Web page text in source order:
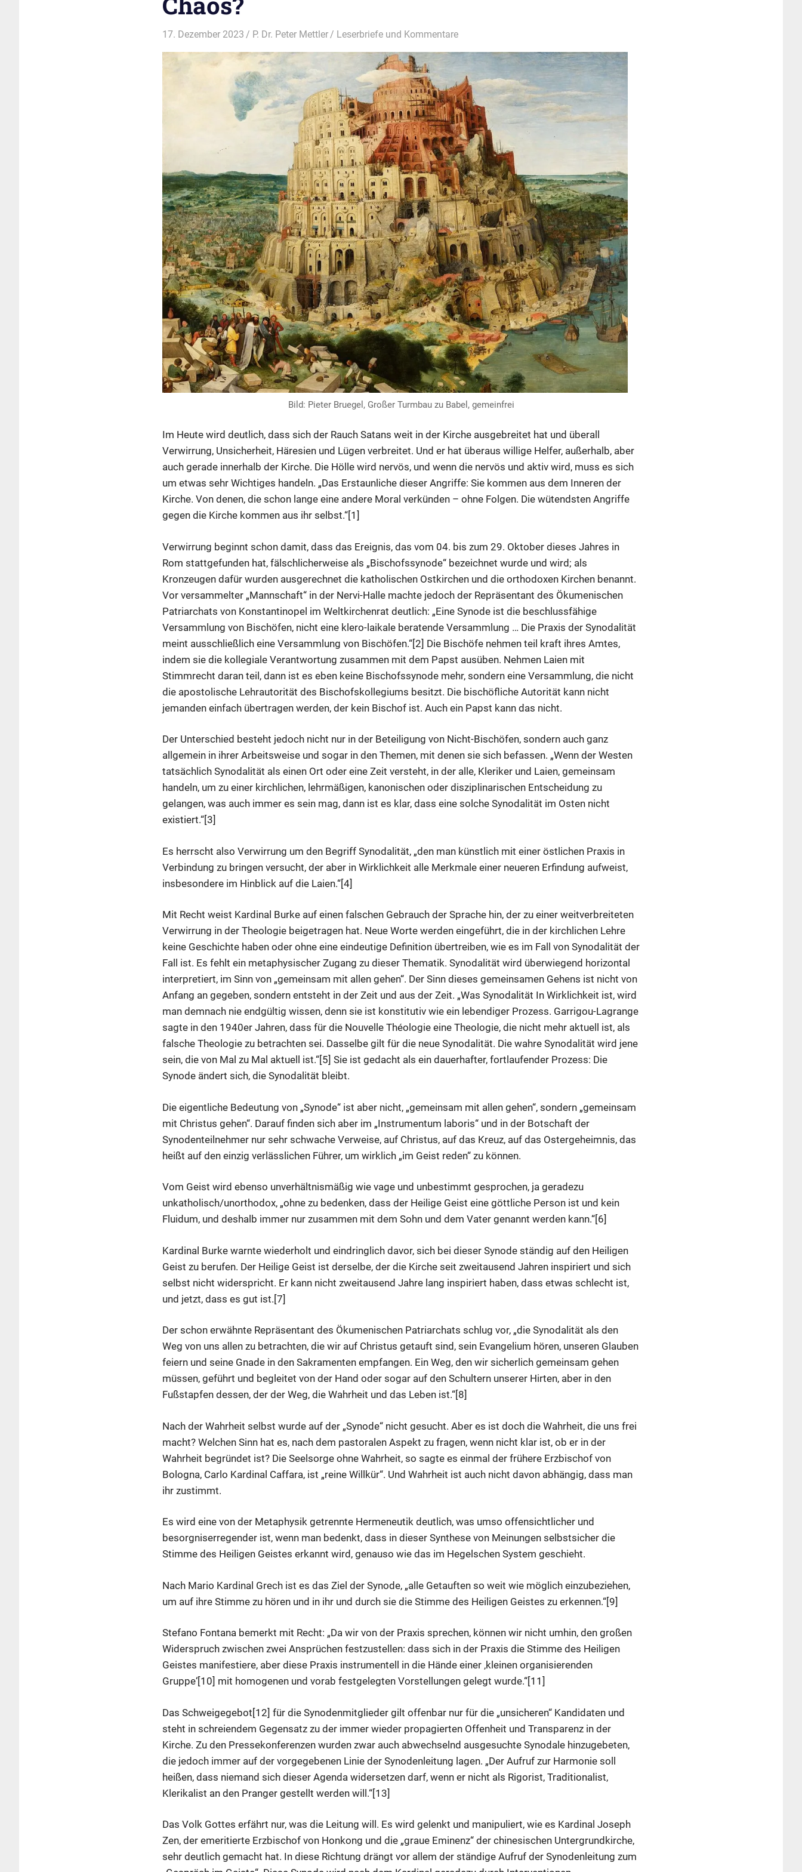
17. Dezember 2023 P. Dr. Peter Mettler Leserbriefe und Kommentare
Bild: Pieter Bruegel, Großer Turmbau zu Babel, gemeinfrei
Im Heute wird deutlich, dass sich der Rauch Satans weit in der Kirche ausgebreitet hat und überall
Verwirrung, Unsicherheit, Häresien und Lügen verbreitet. Und er hat überaus willige Helfer, außerhalb, aber
auch gerade innerhalb der Kirche. Die Hölle wird nervös, und wenn die nervös und aktiv wird, muss es sich
um etwas sehr Wichtiges handeln. „Das Erstaunliche dieser Angriffe: Sie kommen aus dem Inneren der
Kirche. Von denen, die schon lange eine andere Moral verkünden – ohne Folgen. Die wütendsten Angriffe
gegen die Kirche kommen aus ihr selbst.“[1]
Verwirrung beginnt schon damit, dass das Ereignis, das vom 04. bis zum 29. Oktober dieses Jahres in
Rom stattgefunden hat, fälschlicherweise als „Bischofssynode“ bezeichnet wurde und wird; als
Kronzeugen dafür wurden ausgerechnet die katholischen Ostkirchen und die orthodoxen Kirchen benannt.
Vor versammelter „Mannschaft“ in der Nervi-Halle machte jedoch der Repräsentant des Ökumenischen
Patriarchats von Konstantinopel im Weltkirchenrat deutlich: „Eine Synode ist die beschlussfähige
Versammlung von Bischöfen, nicht eine klero-laikale beratende Versammlung … Die Praxis der Synodalität
meint ausschließlich eine Versammlung von Bischöfen.“[2] Die Bischöfe nehmen teil kraft ihres Amtes,
indem sie die kollegiale Verantwortung zusammen mit dem Papst ausüben. Nehmen Laien mit
Stimmrecht daran teil, dann ist es eben keine Bischofssynode mehr, sondern eine Versammlung, die nicht
die apostolische Lehrautorität des Bischofskollegiums besitzt. Die bischöfliche Autorität kann nicht
jemanden einfach übertragen werden, der kein Bischof ist. Auch ein Papst kann das nicht.
Der Unterschied besteht jedoch nicht nur in der Beteiligung von Nicht-Bischöfen, sondern auch ganz
allgemein in ihrer Arbeitsweise und sogar in den Themen, mit denen sie sich befassen. „Wenn der Westen
tatsächlich Synodalität als einen Ort oder eine Zeit versteht, in der alle, Kleriker und Laien, gemeinsam
handeln, um zu einer kirchlichen, lehrmäßigen, kanonischen oder disziplinarischen Entscheidung zu
gelangen, was auch immer es sein mag, dann ist es klar, dass eine solche Synodalität im Osten nicht
existiert.“[3]
Es herrscht also Verwirrung um den Begriff Synodalität, „den man künstlich mit einer östlichen Praxis in
Verbindung zu bringen versucht, der aber in Wirklichkeit alle Merkmale einer neueren Erfindung aufweist,
insbesondere im Hinblick auf die Laien.“[4]
Mit Recht weist Kardinal Burke auf einen falschen Gebrauch der Sprache hin, der zu einer weitverbreiteten
Verwirrung in der Theologie beigetragen hat. Neue Worte werden eingeführt, die in der kirchlichen Lehre
keine Geschichte haben oder ohne eine eindeutige Definition übertreiben, wie es im Fall von Synodalität der
Fall ist. Es fehlt ein metaphysischer Zugang zu dieser Thematik. Synodalität wird überwiegend horizontal
interpretiert, im Sinn von „gemeinsam mit allen gehen“. Der Sinn dieses gemeinsamen Gehens ist nicht von
Anfang an gegeben, sondern entsteht in der Zeit und aus der Zeit. „Was Synodalität In Wirklichkeit ist, wird
man demnach nie endgültig wissen, denn sie ist konstitutiv wie ein lebendiger Prozess. Garrigou-Lagrange
sagte in den 1940er Jahren, dass für die Nouvelle Théologie eine Theologie, die nicht mehr aktuell ist, als
falsche Theologie zu betrachten sei. Dasselbe gilt für die neue Synodalität. Die wahre Synodalität wird jene
sein, die von Mal zu Mal aktuell ist.“[5] Sie ist gedacht als ein dauerhafter, fortlaufender Prozess: Die
Synode ändert sich, die Synodalität bleibt.
Die eigentliche Bedeutung von „Synode“ ist aber nicht, „gemeinsam mit allen gehen“, sondern „gemeinsam
mit Christus gehen“. Darauf finden sich aber im „Instrumentum laboris“ und in der Botschaft der
Synodenteilnehmer nur sehr schwache Verweise, auf Christus, auf das Kreuz, auf das Ostergeheimnis, das
heißt auf den einzig verlässlichen Führer, um wirklich „im Geist reden“ zu können.
Vom Geist wird ebenso unverhältnismäßig wie vage und unbestimmt gesprochen, ja geradezu
unkatholisch/unorthodox, „ohne zu bedenken, dass der Heilige Geist eine göttliche Person ist und kein
Fluidum, und deshalb immer nur zusammen mit dem Sohn und dem Vater genannt werden kann.“[6]
Kardinal Burke warnte wiederholt und eindringlich davor, sich bei dieser Synode ständig auf den Heiligen
Geist zu berufen. Der Heilige Geist ist derselbe, der die Kirche seit zweitausend Jahren inspiriert und sich
selbst nicht widerspricht. Er kann nicht zweitausend Jahre lang inspiriert haben, dass etwas schlecht ist,
und jetzt, dass es gut ist.[7]
Der schon erwähnte Repräsentant des Ökumenischen Patriarchats schlug vor, „die Synodalität als den
Weg von uns allen zu betrachten, die wir auf Christus getauft sind, sein Evangelium hören, unseren Glauben
feiern und seine Gnade in den Sakramenten empfangen. Ein Weg, den wir sicherlich gemeinsam gehen
müssen, geführt und begleitet von der Hand oder sogar auf den Schultern unserer Hirten, aber in den
Fußstapfen dessen, der der Weg, die Wahrheit und das Leben ist.“[8]
Nach der Wahrheit selbst wurde auf der „Synode“ nicht gesucht. Aber es ist doch die Wahrheit, die uns frei
macht? Welchen Sinn hat es, nach dem pastoralen Aspekt zu fragen, wenn nicht klar ist, ob er in der
Wahrheit begründet ist? Die Seelsorge ohne Wahrheit, so sagte es einmal der frühere Erzbischof von
Bologna, Carlo Kardinal Caffara, ist „reine Willkür“. Und Wahrheit ist auch nicht davon abhängig, dass man
ihr zustimmt.
Es wird eine von der Metaphysik getrennte Hermeneutik deutlich, was umso offensichtlicher und
besorgniserregender ist, wenn man bedenkt, dass in dieser Synthese von Meinungen selbstsicher die
Stimme des Heiligen Geistes erkannt wird, genauso wie das im Hegelschen System geschieht.
Nach Mario Kardinal Grech ist es das Ziel der Synode, „alle Getauften so weit wie möglich einzubeziehen,
um auf ihre Stimme zu hören und in ihr und durch sie die Stimme des Heiligen Geistes zu erkennen.“[9]
Stefano Fontana bemerkt mit Recht: „Da wir von der Praxis sprechen, können wir nicht umhin, den großen
Widerspruch zwischen zwei Ansprüchen festzustellen: dass sich in der Praxis die Stimme des Heiligen
Geistes manifestiere, aber diese Praxis instrumentell in die Hände einer ‚kleinen organisierenden
Gruppe‘[10] mit homogenen und vorab festgelegten Vorstellungen gelegt wurde.“[11]
Das Schweigegebot[12] für die Synodenmitglieder gilt offenbar nur für die „unsicheren“ Kandidaten und
steht in schreiendem Gegensatz zu der immer wieder propagierten Offenheit und Transparenz in der
Kirche. Zu den Pressekonferenzen wurden zwar auch abwechselnd ausgesuchte Synodale hinzugebeten,
die jedoch immer auf der vorgegebenen Linie der Synodenleitung lagen. „Der Aufruf zur Harmonie soll
heißen, dass niemand sich dieser Agenda widersetzen darf, wenn er nicht als Rigorist, Traditionalist,
Klerikalist an den Pranger gestellt werden will.“[13]
Das Volk Gottes erfährt nur, was die Leitung will. Es wird gelenkt und manipuliert, wie es Kardinal Joseph
Zen, der emeritierte Erzbischof von Honkong und die „graue Eminenz“ der chinesischen Untergrundkirche,
sehr deutlich gemacht hat. In diese Richtung drängt vor allem der ständige Aufruf der Synodenleitung zum